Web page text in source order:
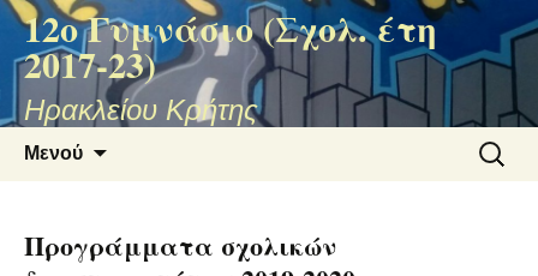
12ο Γυμνάσιο (Σχολ. έτη
2017-23)
Ηρακλείου Κρήτης
Μενού
για:
Προγράμματα σχολικών